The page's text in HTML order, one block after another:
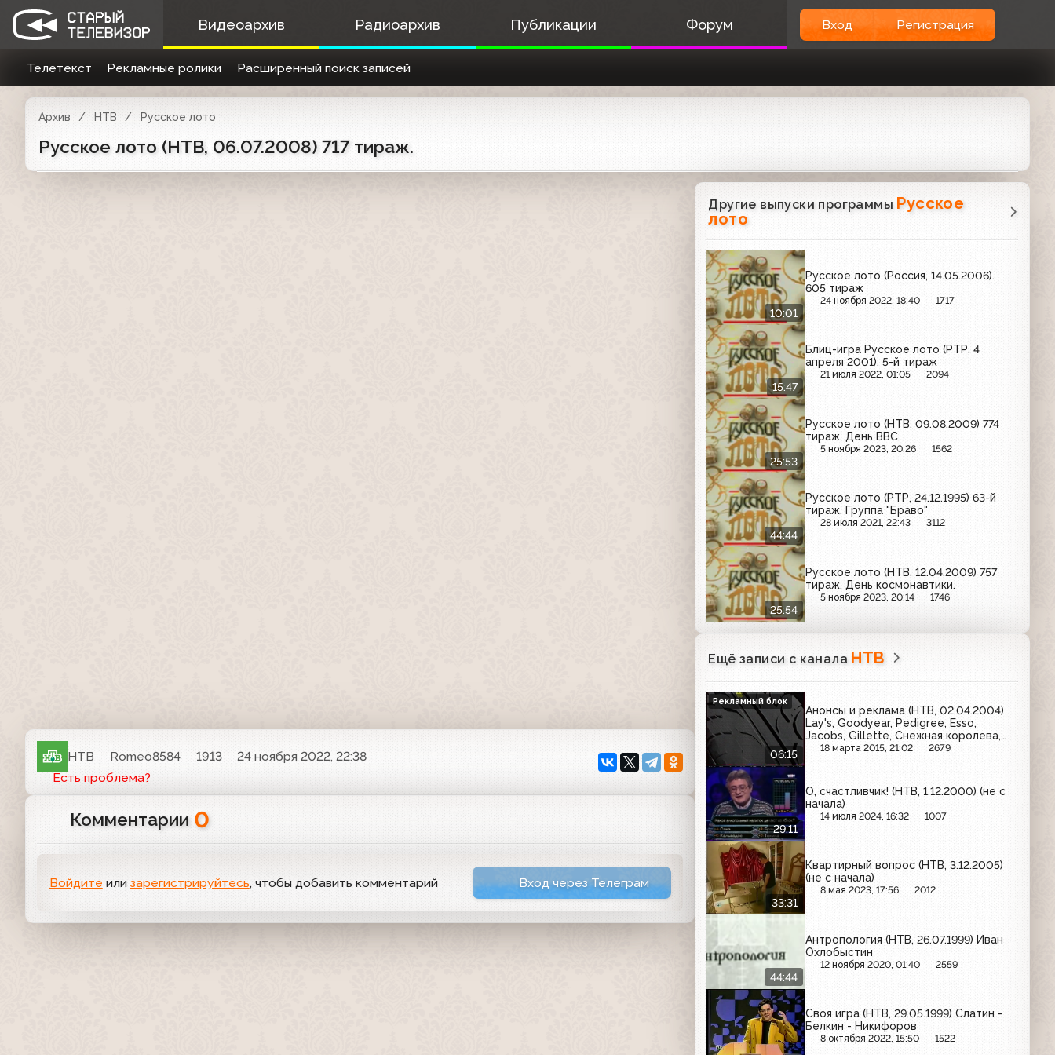
Видеоархив Радиоархив Публикации Форум Вход Регистрация
Телетекст Рекламные ролики Расширенный поиск записей
Архив НТВ Русское лото
Русское лото (НТВ, 06.07.2008) 717 тираж.
НТВ Romeo8584 1913
24 ноября 2022, 22:38
Есть проблема?
Комментарии 0
Войдите или зарегистрируйтесь, чтобы добавить комментарий Вход через Телеграм
Другие выпуски программы Русское
лото
10:01
Русское лото (Россия, 14.05.2006).
605 тираж
24 ноября 2022, 18:40 1717
15:47
Блиц-игра Русское лото (РТР, 4
апреля 2001), 5-й тираж
21 июля 2022, 01:05 2094
25:53
Русское лото (НТВ, 09.08.2009) 774
тираж. День ВВС
5 ноября 2023, 20:26 1562
44:44
Русское лото (РТР, 24.12.1995) 63-й
тираж. Группа "Браво"
28 июля 2021, 22:43 3112
25:54
Русское лото (НТВ, 12.04.2009) 757
тираж. День космонавтики.
5 ноября 2023, 20:14 1746
Ещё записи с канала НТВ
06:15
Анонсы и реклама (НТВ, 02.04.2004)
Lay's, Goodyear, Pedigree, Esso,
Jacobs, Gillette, Снежная королева,
АСТО-гарантия, Кит, Santal, Dell
18 марта 2015, 21:02 2679
Рекламный блок
29:11
О, счастливчик! (НТВ, 1.12.2000) (не с
начала)
14 июля 2024, 16:32 1007
33:31
Квартирный вопрос (НТВ, 3.12.2005)
(не с начала)
8 мая 2023, 17:56 2012
44:44
Антропология (НТВ, 26.07.1999) Иван
Охлобыстин
12 ноября 2020, 01:40 2559
Своя игра (НТВ, 29.05.1999) Слатин -
Белкин - Никифоров
8 октября 2022, 15:50 1522